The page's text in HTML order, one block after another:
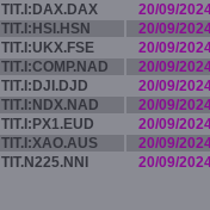
TIT.I:DAX.DAX
20/09/
TIT.I:HSI.HSN
20/09/
TIT.I:UKX.FSE
20/09/
TIT.I:COMP.NAD
20/09/
TIT.I:DJI.DJD
20/09/
TIT.I:NDX.NAD
20/09/
TIT.I:PX1.EUD
20/09/
TIT.I:XAO.AUS
20/09/
TIT.N225.NNI 20/09/